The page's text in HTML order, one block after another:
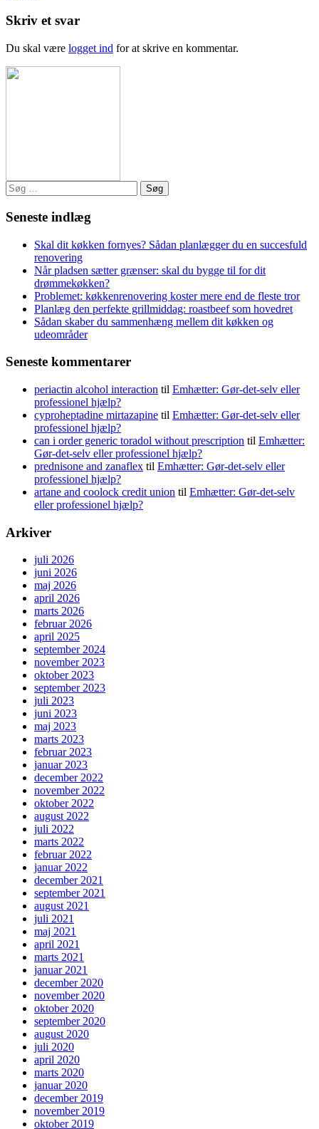
Skriv et svar
Du skal være logget ind for at skrive en kommentar.
Søg
efter:
Seneste indlæg
Skal dit køkken fornyes? Sådan planlægger du en succesfuld
renovering
Når pladsen sætter grænser: skal du bygge til for dit
drømmekøkken?
Problemet: køkkenrenovering koster mere end de fleste tror
Planlæg den perfekte grillmiddag: roastbeef som hovedret
Sådan skaber du sammenhæng mellem dit køkken og
udeområder
Seneste kommentarer
periactin alcohol interaction til Emhætter: Gør-det-selv eller
professionel hjælp?
cyproheptadine mirtazapine til Emhætter: Gør-det-selv eller
professionel hjælp?
can i order generic toradol without prescription til Emhætter:
Gør-det-selv eller professionel hjælp?
prednisone and zanaflex til Emhætter: Gør-det-selv eller
professionel hjælp?
artane and coolock credit union til Emhætter: Gør-det-selv
eller professionel hjælp?
Arkiver
juli 2026
juni 2026
maj 2026
april 2026
marts 2026
februar 2026
april 2025
september 2024
november 2023
oktober 2023
september 2023
juli 2023
juni 2023
maj 2023
marts 2023
februar 2023
januar 2023
december 2022
november 2022
oktober 2022
august 2022
juli 2022
marts 2022
februar 2022
januar 2022
december 2021
september 2021
august 2021
juli 2021
maj 2021
april 2021
marts 2021
januar 2021
december 2020
november 2020
oktober 2020
september 2020
august 2020
juli 2020
april 2020
marts 2020
januar 2020
december 2019
november 2019
oktober 2019